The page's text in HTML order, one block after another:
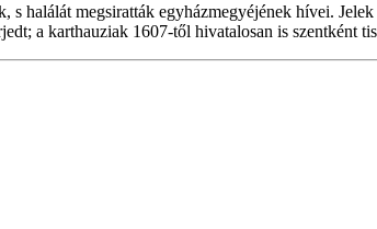
s halálát megsiratták egyházmegyéjének hívei.
a karthauziak 1607-től hivatalosan is szentként